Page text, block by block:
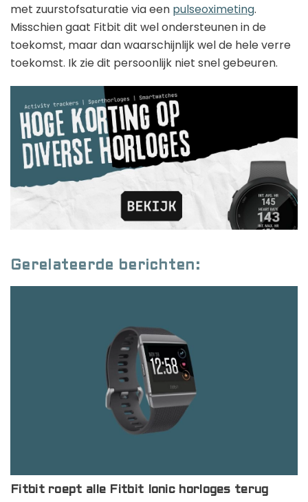
met zuurstofsaturatie via een pulseoximeting.
Misschien gaat Fitbit dit wel ondersteunen in de
toekomst, maar dan waarschijnlijk wel de hele verre
toekomst. Ik zie dit persoonlijk niet snel gebeuren.
Gerelateerde berichten:
Fitbit roept alle Fitbit Ionic horloges terug